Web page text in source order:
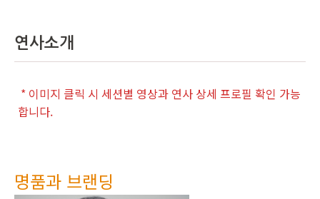
연사소개
* 이미지 클릭 시 세션별 영상과 연사 상세 프로필 확인 가능
합니다.
명품과 브랜딩